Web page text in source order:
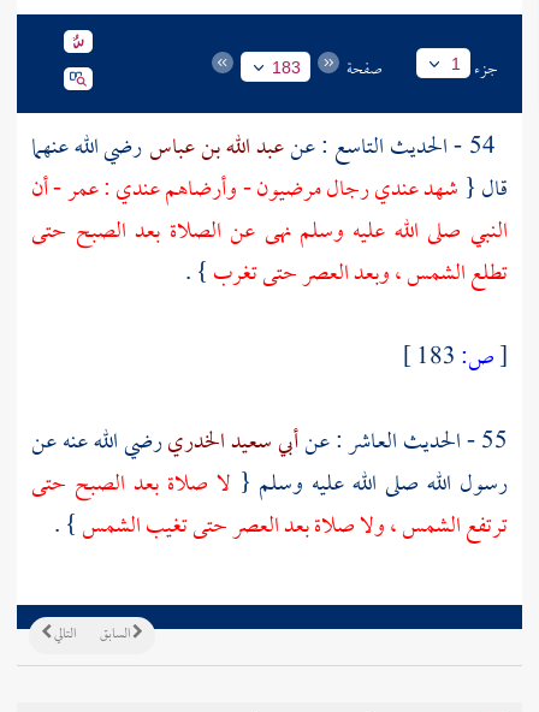
جزء 1 صفحة 183
عبد الله بن عباسرضي الله عنهما
قال { شهد عندي رجال مرضيون - وأرضاهم عندي :عمر- أن
النبي صلى الله عليه وسلم نهى عن الصلاة بعد الصبح حتى
تطلع الشمس ، وبعد العصر حتى تغرب} .
[ص:
55 - الحديث العاشر : عن
أبي سعيد الخدريرضي الله عنه عن
رسول الله صلى الله عليه وسلم { لا صلاة بعد الصبح حتى
ترتفع الشمس ، ولا صلاة بعد العصر حتى تغيب الشمس} .
التالي السابق